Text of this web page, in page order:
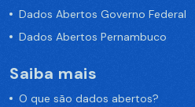
Dados Abertos Governo Federal
Dados Abertos Pernambuco
Saiba mais
O que são dados abertos?